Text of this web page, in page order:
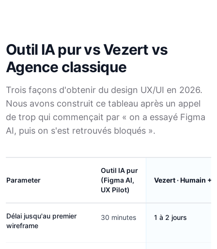
Outil IA pur vs Vezert vs
Agence classique
Trois façons d'obtenir du design UX/UI en 2026.
Nous avons construit ce tableau après un appel
de trop qui commençait par « on a essayé Figma
AI, puis on s'est retrouvés bloqués ».
Parameter
Outil IA pur
(Figma AI,
UX Pilot)
Vezert · Humain +
Délai jusqu'au premier
wireframe
30 minutes 1 à 2 jours